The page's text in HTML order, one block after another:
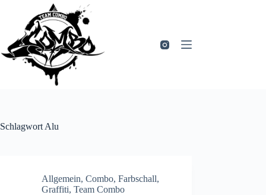
springen
Schlagwort Alu
Allgemein, Combo, Farbschall,
Graffiti, Team Combo